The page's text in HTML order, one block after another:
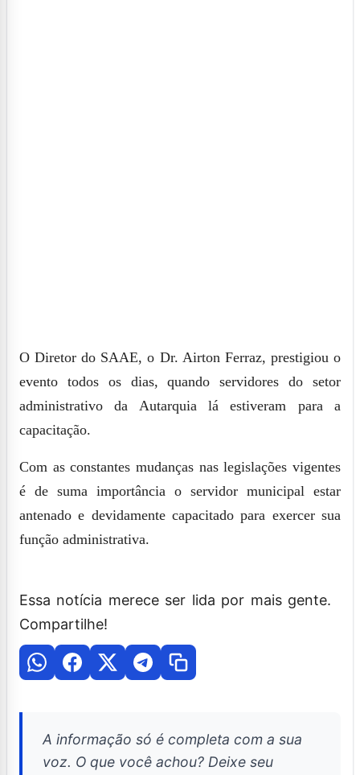
O Diretor do SAAE, o Dr. Airton Ferraz, prestigiou o
evento todos os dias, quando servidores do setor
administrativo da Autarquia lá estiveram para a
capacitação.
Com as constantes mudanças nas legislações vigentes
é de suma importância o servidor municipal estar
antenado e devidamente capacitado para exercer sua
função administrativa.
Essa notícia merece ser lida por mais gente.
Compartilhe!
A informação só é completa com a sua
voz. O que você achou? Deixe seu